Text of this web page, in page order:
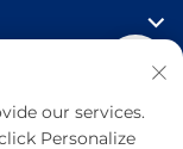
our services.
Personalize